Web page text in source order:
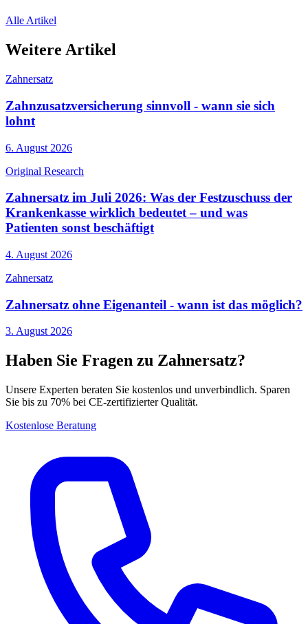
Alle Artikel
Weitere Artikel
Zahnersatz
Zahnzusatzversicherung sinnvoll - wann sie sich
lohnt
6. August 2026
Original Research
Zahnersatz im Juli 2026: Was der Festzuschuss der
Krankenkasse wirklich bedeutet – und was
Patienten sonst beschäftigt
4. August 2026
Zahnersatz
Zahnersatz ohne Eigenanteil - wann ist das möglich?
3. August 2026
Haben Sie Fragen zu Zahnersatz?
Unsere Experten beraten Sie kostenlos und unverbindlich. Sparen
Sie bis zu 70% bei CE-zertifizierter Qualität.
Kostenlose Beratung